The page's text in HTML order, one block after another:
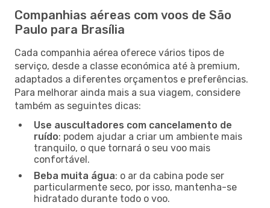
Companhias aéreas com voos de São
Paulo para Brasília
Cada companhia aérea oferece vários tipos de
serviço, desde a classe económica até à premium,
adaptados a diferentes orçamentos e preferências.
Para melhorar ainda mais a sua viagem, considere
também as seguintes dicas:
Use auscultadores com cancelamento de
ruído: podem ajudar a criar um ambiente mais
tranquilo, o que tornará o seu voo mais
confortável.
Beba muita água: o ar da cabina pode ser
particularmente seco, por isso, mantenha-se
hidratado durante todo o voo.